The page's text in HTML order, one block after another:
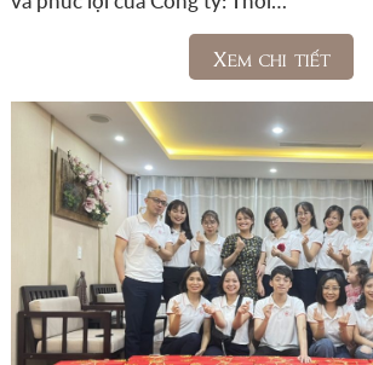
Xem chi tiết